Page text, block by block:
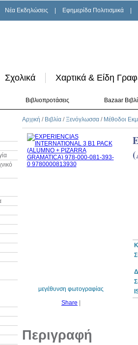
Νέα Εκδηλώσεις Εφημερίδα Πολιτισμικά
Σχολικά Χαρτικά & Είδη
Βιβλιοπροτάσεις Bazaar
Αρχική / Βιβλία /Ξενόγλωσσα / Μέθοδοι
μεγέθυνση φωτογραφίας
Share
Περιγραφή